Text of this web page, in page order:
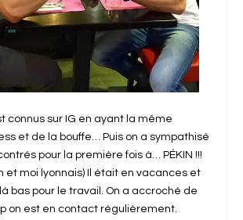
connus sur IG en ayant la même
et de la bouffe… Puis on a sympathisé
pour la première fois à… PÉKIN !!!
et moi lyonnais) Il était en vacances et
bas pour le travail. On a accroché de
on est en contact régulièrement.